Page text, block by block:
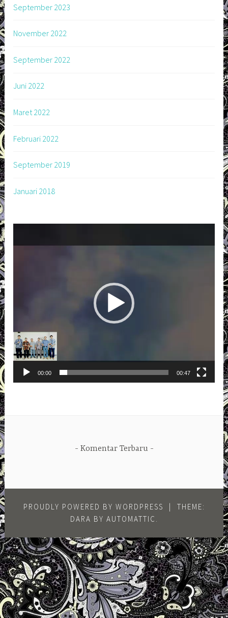
September 2023
November 2022
September 2022
Juni 2022
Maret 2022
Februari 2022
September 2019
Januari 2018
00:00 00:47
Komentar Terbaru
PROUDLY POWERED BY WORDPRESS
THEME:
DARA BY AUTOMATTIC .